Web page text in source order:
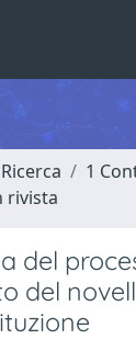
1
rivista
del
del